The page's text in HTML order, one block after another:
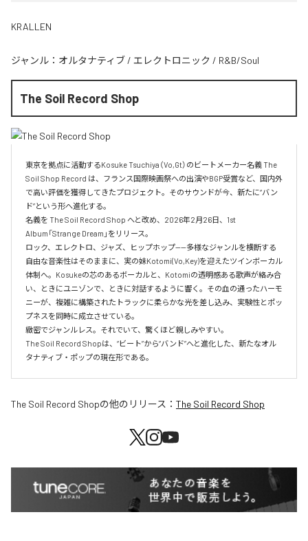
KRALLEN
ジャンル： オルタナティブ / エレクトロニック / R&B/Soul
The Soil Record Shop
東京を拠点に活動するKosuke Tsuchiya（Vo,Gt）のビートメーカー名義 The
Soil Shop Record は、フランス国際映画祭への出演やBGP受賞など、国内外
で高い評価を獲得してきたプロジェクト。そのサウンドが今、新たに“バン
ド”という形へ進化する。
名義を The Soil Record Shop へと改め、2026年2月26日、1st
Album「Strange Dream」をリリース。
ロック、エレクトロ、ジャズ、ヒップホップ——多様なジャンルを横断する
自由な音楽性はそのままに、実の妹Kotomi(Vo,Key)を迎えたツインボーカル
体制へ。Kosukeの芯のあるボーカルと、Kotomiの透明感ある歌声が絡み合
い、ときにユニゾンで、ときに対話するように響く。その血の通ったハーモ
ニーが、複雑に構築されたトラックに柔らかな光を差し込み、実験性とポッ
プネスを同時に成立させている。
緻密でジャンルレス。それでいて、驚くほど親しみやすい。
The Soil Record Shopは、“ビート”から“バンド”へと進化した、新たなオル
タナティブ・ポップの現在形である。
The Soil Record Shopの他のリリース： The Soil Record Shop